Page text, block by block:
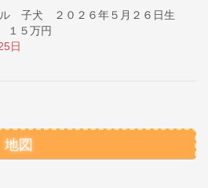
ル 子犬 ２０２６年５月２６日生
５万円
日
図